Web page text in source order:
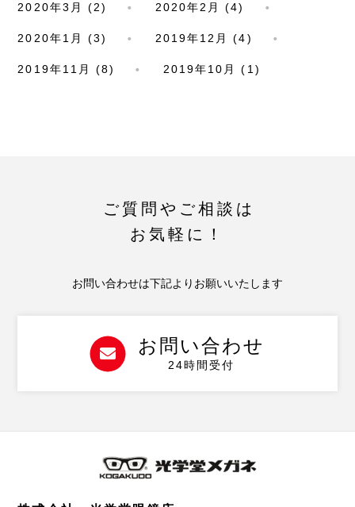
2020年3月 (2) 2020年2月 (4)
2020年1月 (3) 2019年12月 (4)
2019年11月 (8) 2019年10月 (1)
ご質問やご相談は
お気軽に！
お問い合わせは下記よりお願いいたします
お問い合わせ
24時間受付